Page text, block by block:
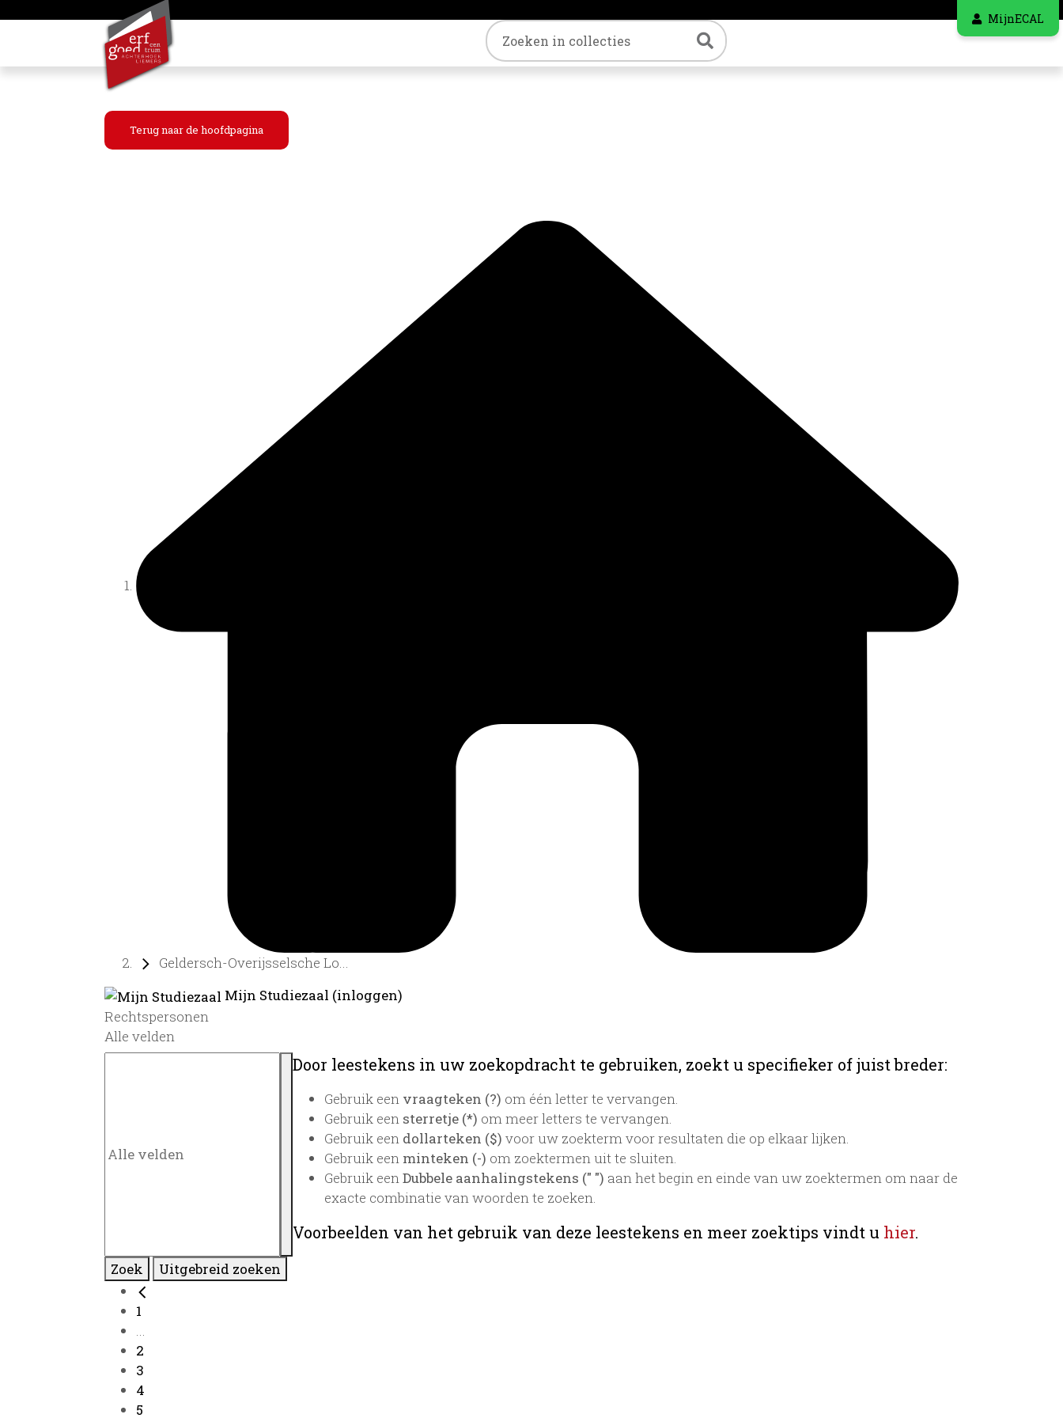
MijnECAL
Trefwoord Zoeken
Terug naar de hoofdpagina
Geldersch-Overijsselsche Lo...
Mijn Studiezaal (inloggen)
Rechtspersonen
Alle velden
Door leestekens in uw zoekopdracht te gebruiken, zoekt u specifieker of juist breder:
Gebruik een vraagteken (?) om één letter te vervangen.
Gebruik een sterretje (*) om meer letters te vervangen.
Gebruik een dollarteken ($) voor uw zoekterm voor resultaten die op elkaar lijken.
Gebruik een minteken (-) om zoektermen uit te sluiten.
Gebruik eenDubbele aanhalingstekens (" ") aan het begin en einde van uw zoektermen om naar de
exacte combinatie van woorden te zoeken.
Voorbeelden van het gebruik van deze leestekens en meer zoektips vindt u hier.
Zoek Uitgebreid zoeken
1
...
2
3
4
5